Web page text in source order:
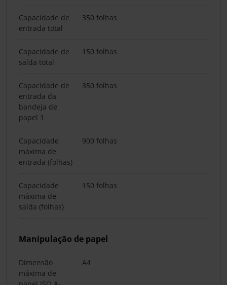
Capacidade de
entrada total
350 folhas
Capacidade de
saída total
150 folhas
Capacidade de
entrada da
bandeja de
papel 1
350 folhas
Capacidade
máxima de
entrada (folhas)
900 folhas
Capacidade
máxima de
saída (folhas)
150 folhas
Manipulação de papel
Dimensão
máxima de
A4